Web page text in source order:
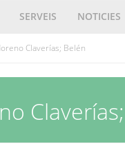
SERVEIS NOTICIES
Claverías; Belén